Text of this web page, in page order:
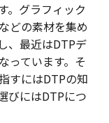
。グラフィック
どの素材を集め
、最近はDTPデ
っています。そ
すにはDTPの知
びにはDTPにつ